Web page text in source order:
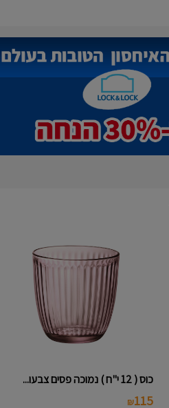
כוס ( 12 י"ח ) נמוכה פסים צבעו...
115
₪